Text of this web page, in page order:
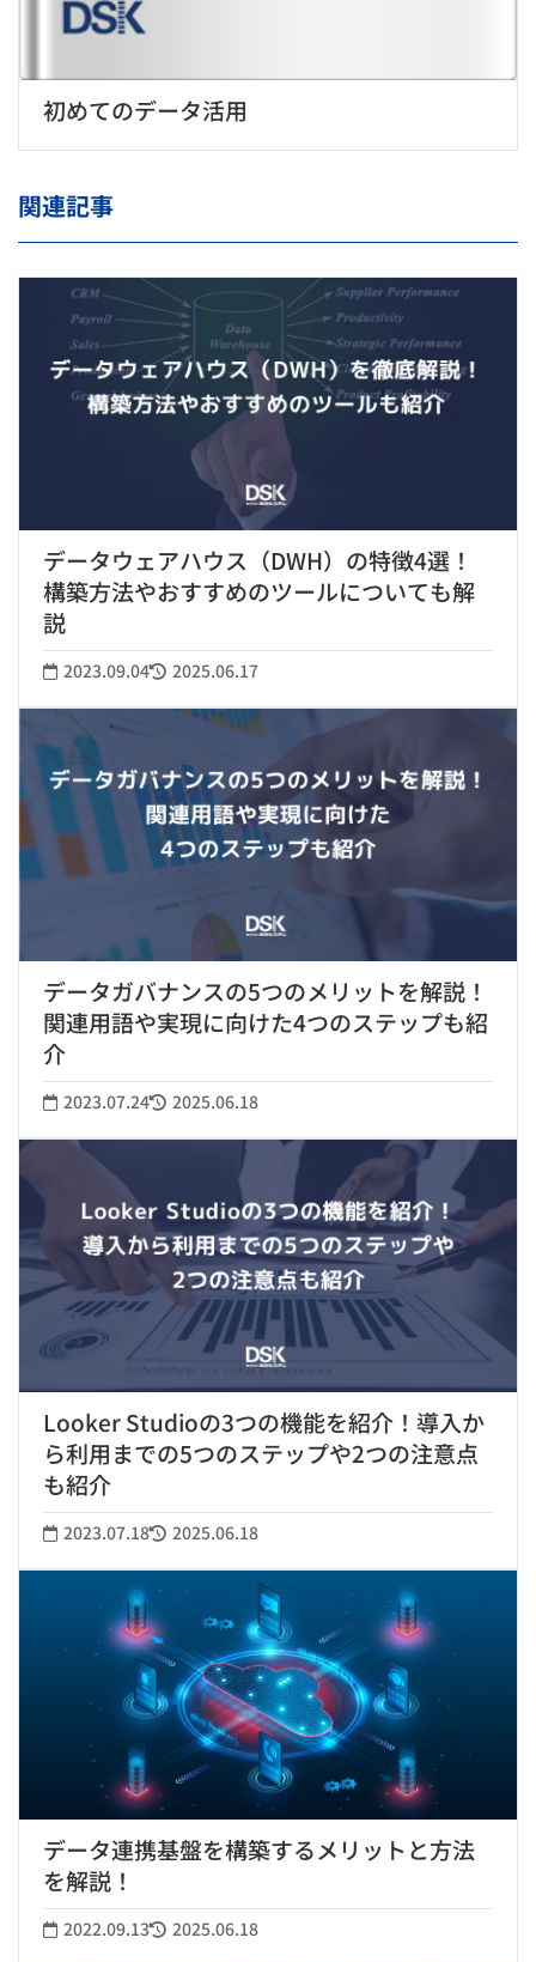
初めてのデータ活用
関連記事
データウェアハウス（DWH）の特徴4選！
構築方法やおすすめのツールについても解
説
2023.09.04 2025.06.17
データガバナンスの5つのメリットを解説！
関連用語や実現に向けた4つのステップも紹
介
2023.07.24 2025.06.18
Looker Studioの3つの機能を紹介！導入か
ら利用までの5つのステップや2つの注意点
も紹介
2023.07.18 2025.06.18
データ連携基盤を構築するメリットと方法
を解説！
2022.09.13 2025.06.18